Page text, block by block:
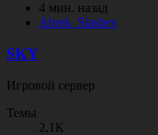
4 мин. назад
Abrek Slashev
SKY
Игровой сервер
Темы
2,1К